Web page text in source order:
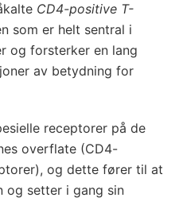
CD4-positive T-
som er helt sentral i
og forsterker en lang
av betydning for
receptorer på de
overflate (CD4-
og dette fører til at
og setter i gang sin